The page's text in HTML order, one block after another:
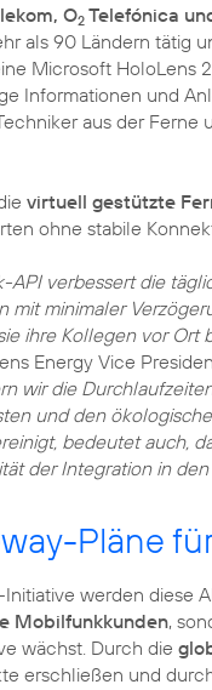
O2 Telefónica
als 90 Ländern tätig
Microsoft
Informationen und
aus der
virtuell gestützte
ohne stabile
API verbessert die
mit minimaler
ihre Kollegen vor
Energy Vice
wir die
und den
bedeutet auch,
der Integration in
Pläne
werden diese
Mobilfunkkunden,
wächst. Durch die
erschließen und